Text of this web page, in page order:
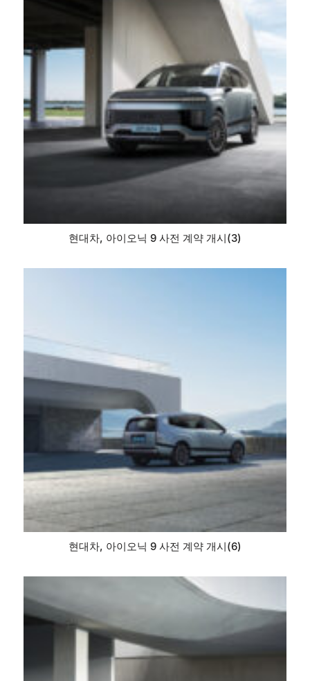
현대차, 아이오닉 9 사전 계약 개시(3)
현대차, 아이오닉 9 사전 계약 개시(6)